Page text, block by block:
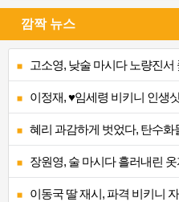
깜짝 뉴스
고소영, 낮술 마시다 노량진서
이정재, ♥임세령 비키니 인생
혜리 과감하게 벗었다, 탄수화
장원영, 술 마시다 흘러내린
이동국 딸 재시, 파격 비키니